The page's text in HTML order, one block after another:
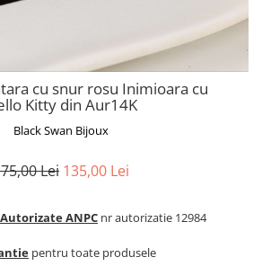
cu poza
cu snur rosu Inimioara cu
Kitty din Aur14K
Black Swan Bijoux
Lei 135,00 Lei
ANPC nr autorizatie 12984
pentru toate produsele